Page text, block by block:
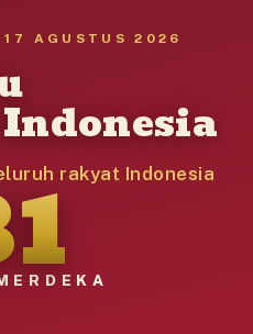
AGUSTUS 2026
rakyat Indonesia